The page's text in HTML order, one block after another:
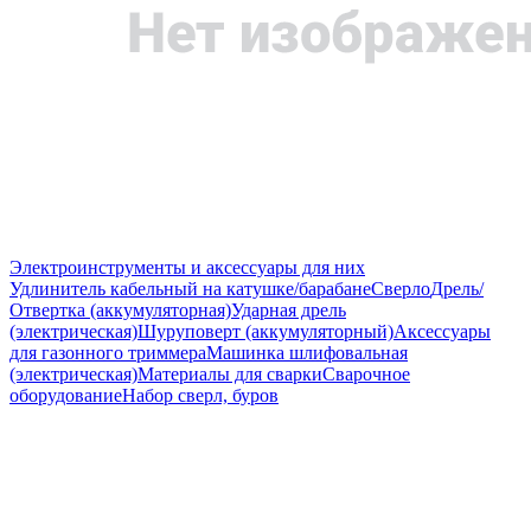
Электроинструменты и аксессуары для них
Удлинитель кабельный на катушке/барабанеСверлоДрель/
Отвертка (аккумуляторная)Ударная дрель
(электрическая)Шуруповерт (аккумуляторный)Аксессуары
для газонного триммераМашинка шлифовальная
(электрическая)Материалы для сваркиСварочное
оборудованиеНабор сверл, буров